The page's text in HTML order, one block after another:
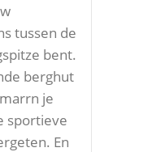
tussen de
bent.
berghut
je
sportieve
En